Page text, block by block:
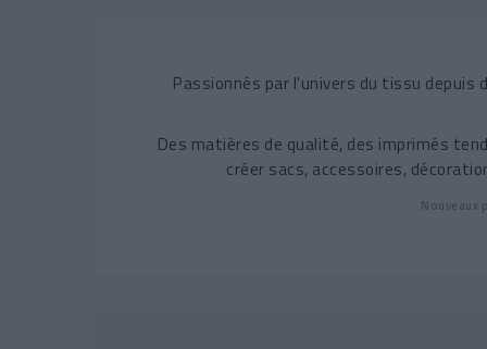
Passionnés par l'univers du tissu
Des matières de qualité, des imprimés
créer sacs, accessoires,
Nouveaux